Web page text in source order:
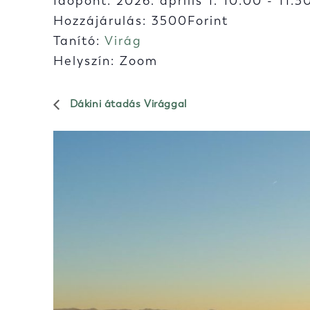
Hozzájárulás: 3500Forint
Tanító: Virág
Helyszín: Zoom
Dákini átadás Virággal